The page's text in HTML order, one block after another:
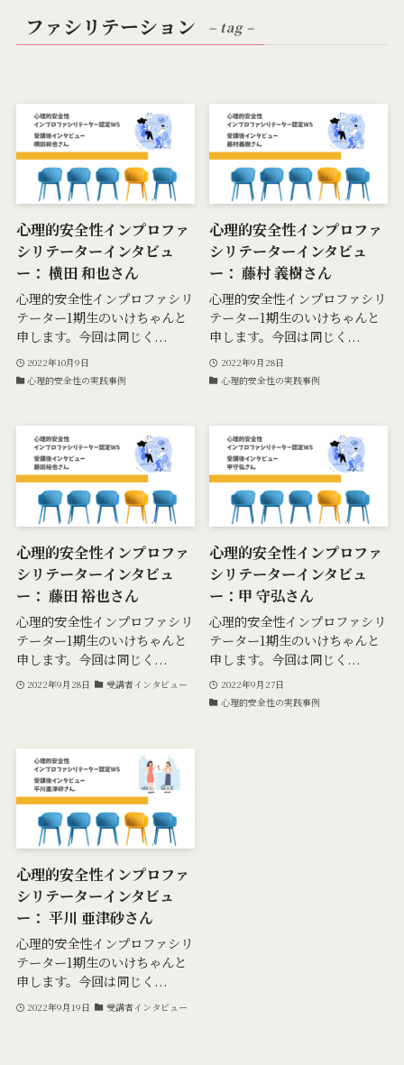
ファシリテーション – tag –
心理的安全性インプロファ
シリテーターインタビュ
ー： 横田 和也さん
心理的安全性インプロファシリ
テーター1期生のいけちゃんと
申します。今回は同じく...
2022年10月9日
心理的安全性の実践事例
心理的安全性インプロファ
シリテーターインタビュ
ー： 藤村 義樹さん
心理的安全性インプロファシリ
テーター1期生のいけちゃんと
申します。今回は同じく...
2022年9月28日
心理的安全性の実践事例
心理的安全性インプロファ
シリテーターインタビュ
ー： 藤田 裕也さん
心理的安全性インプロファシリ
テーター1期生のいけちゃんと
申します。今回は同じく...
2022年9月28日 受講者インタビュー
心理的安全性インプロファ
シリテーターインタビュ
ー：甲 守弘さん
心理的安全性インプロファシリ
テーター1期生のいけちゃんと
申します。今回は同じく...
2022年9月27日
心理的安全性の実践事例
心理的安全性インプロファ
シリテーターインタビュ
ー： 平川 亜津砂さん
心理的安全性インプロファシリ
テーター1期生のいけちゃんと
申します。今回は同じく...
2022年9月19日 受講者インタビュー